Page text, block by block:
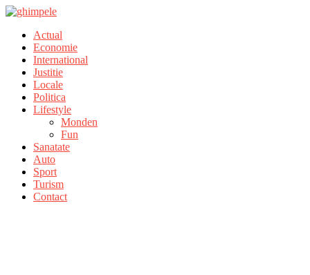
Actual
Economie
International
Justitie
Locale
Politica
Lifestyle
Monden
Fun
Sanatate
Auto
Sport
Turism
Contact